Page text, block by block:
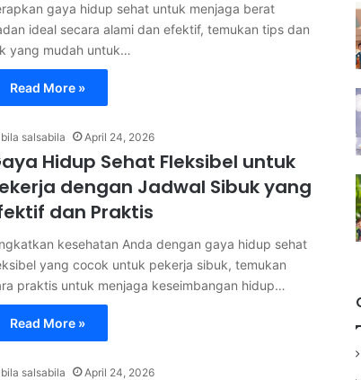
gaya hidup sehat untuk menjaga berat
ideal secara alami dan efektif, temukan tips dan
yang mudah untuk…
Read More »
bila salsabila April 24, 2026
Hidup Sehat Fleksibel untuk
dengan Jadwal Sibuk yang
dan Praktis
kesehatan Anda dengan gaya hidup sehat
yang cocok untuk pekerja sibuk, temukan
praktis untuk menjaga keseimbangan hidup…
Read More »
bila salsabila April 24, 2026